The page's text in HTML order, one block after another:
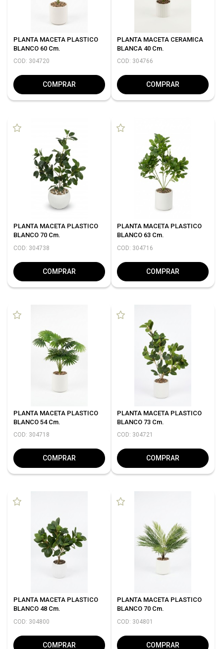
PLANTA MACETA PLASTICO
BLANCO 60 Cm.
COD: 304720
COMPRAR
PLANTA MACETA CERAMICA
BLANCA 40 Cm.
COD: 304766
COMPRAR
PLANTA MACETA PLASTICO
BLANCO 70 Cm.
COD: 304738
COMPRAR
PLANTA MACETA PLASTICO
BLANCO 63 Cm.
COD: 304716
COMPRAR
PLANTA MACETA PLASTICO
BLANCO 54 Cm.
COD: 304718
COMPRAR
PLANTA MACETA PLASTICO
BLANCO 73 Cm.
COD: 304721
COMPRAR
PLANTA MACETA PLASTICO
BLANCO 48 Cm.
COD: 304800
COMPRAR
PLANTA MACETA PLASTICO
BLANCO 70 Cm.
COD: 304801
COMPRAR